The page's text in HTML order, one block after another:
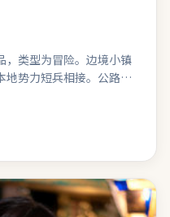
，类型为冒险。边境小镇
地势力短兵相接。公路片
的逐步瓦解。影像风格
达。